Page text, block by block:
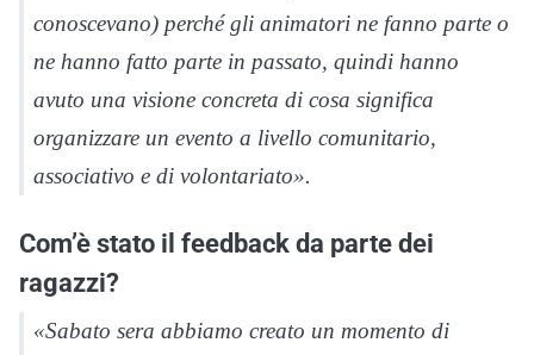
conoscevano) perché gli animatori ne fanno parte o
ne hanno fatto parte in passato, quindi hanno
avuto una visione concreta di cosa significa
organizzare un evento a livello comunitario,
associativo e di volontariato».
Com’è stato il feedback da parte dei
ragazzi?
«Sabato sera abbiamo creato un momento di